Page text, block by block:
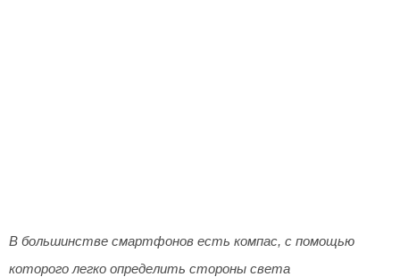
В большинстве смартфонов есть компас, с помощью
которого легко определить стороны света